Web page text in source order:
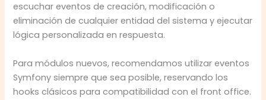
escuchar eventos de creación, modificación o
eliminación de cualquier entidad del sistema y ejecutar
lógica personalizada en respuesta.
Para módulos nuevos, recomendamos utilizar eventos
Symfony siempre que sea posible, reservando los
hooks clásicos para compatibilidad con el front office.